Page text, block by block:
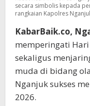
secara simbolis kepada
rangkaian Kapolres
KabarBaik.co,
memperingati
sekaligus
muda di bidang
Nganjuk sukses
2026.